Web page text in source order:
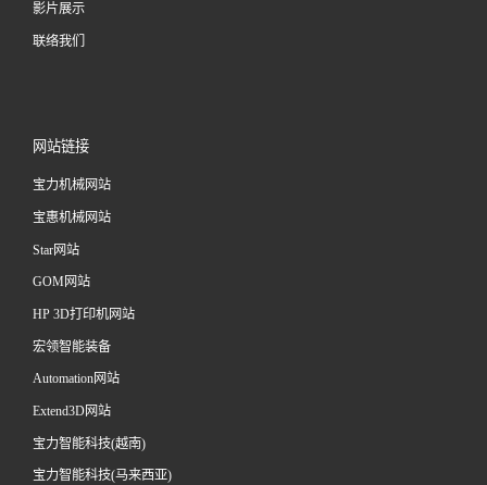
影片展示
联络我们
网站链接
宝力机械网站
宝惠机械网站
Star网站
GOM网站
HP 3D打印机网站
宏领智能装备
Automation网站
Extend3D网站
宝力智能科技(越南)
宝力智能科技(马来西亚)